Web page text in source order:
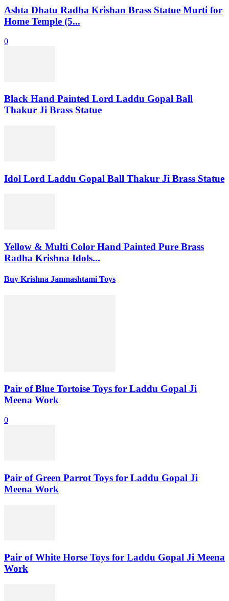
Ashta Dhatu Radha Krishan Brass Statue Murti for
Home Temple (5...
0
Black Hand Painted Lord Laddu Gopal Ball
Thakur Ji Brass Statue
Idol Lord Laddu Gopal Ball Thakur Ji Brass Statue
Yellow & Multi Color Hand Painted Pure Brass
Radha Krishna Idols...
Buy Krishna Janmashtami Toys
Pair of Blue Tortoise Toys for Laddu Gopal Ji
Meena Work
0
Pair of Green Parrot Toys for Laddu Gopal Ji
Meena Work
Pair of White Horse Toys for Laddu Gopal Ji Meena
Work